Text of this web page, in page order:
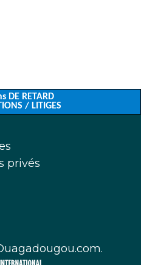
DE RETARD
/ LITIGES
privés